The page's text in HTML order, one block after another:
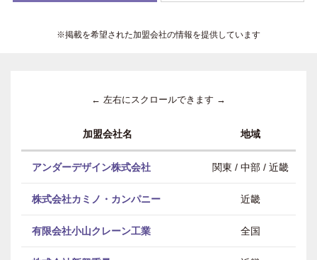
※掲載を希望された加盟会社の情報を提供しています
← 左右にスクロールできます →
加盟会社名 地域
アンダーデザイン株式会社 関東 / 中部 / 近畿
株式会社カミノ・カンパニー 近畿
有限会社小山クレーン工業 全国